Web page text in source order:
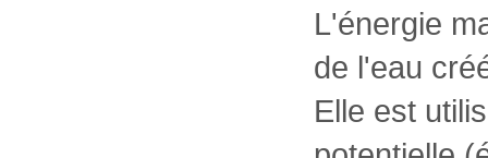
L'énergie
de l'eau
Elle est